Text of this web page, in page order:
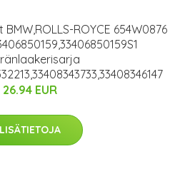
ROYCE 654W0876
26.94 EUR
LISÄTIETOJA